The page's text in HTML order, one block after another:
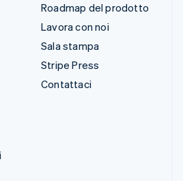
Roadmap del prodotto
Lavora con noi
Sala stampa
Stripe Press
Contattaci